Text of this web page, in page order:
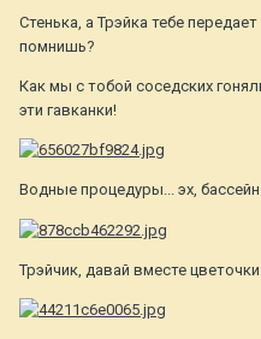
Стенька, а Трэйка тебе
помнишь?
Как мы с тобой соседских
эти гавканки!
Водные процедуры... эх,
Трэйчик, давай вместе цветочки